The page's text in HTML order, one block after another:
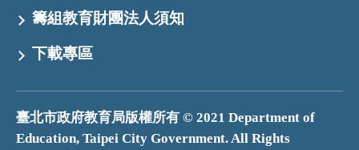
籌組教育財團法人須知
下載專區
臺北市政府教育局版權所有 © 2021 Department of
Education, Taipei City Government. All Rights